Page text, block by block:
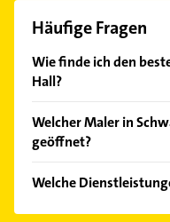
Häufige Fragen
Wie finde ich den
Hall?
Kundenmeinungen
Empfehlungen. Die
Welcher Maler in
geöffnet?
Bitte beachten Sie,
Feiertagen abweichen
Welche
Folgende Leistungen